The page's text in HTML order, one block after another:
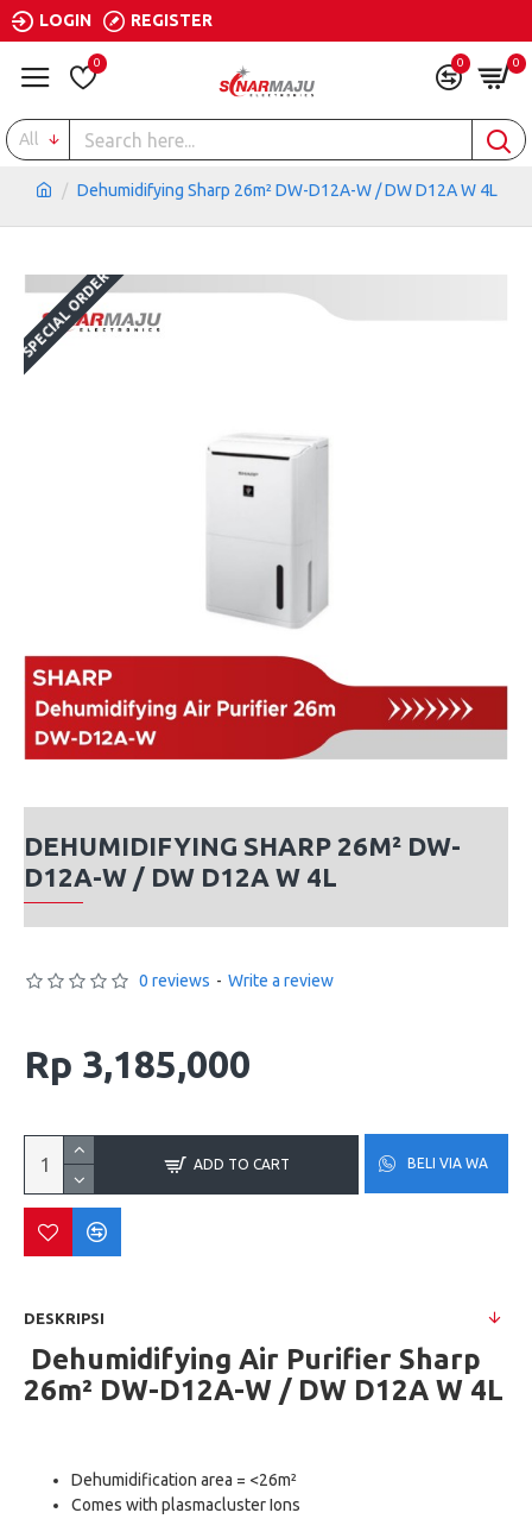
LOGIN REGISTER
0 0 0
All
Dehumidifying Sharp 26m² DW-D12A-W / DW D12A W 4L
SPECIAL ORDER
DEHUMIDIFYING SHARP 26M² DW-
D12A-W / DW D12A W 4L
0 reviews - Write a review
Rp 3,185,000
ADD TO CART BELI VIA WA
DESKRIPSI
Dehumidifying Air Purifier Sharp
26m² DW-D12A-W / DW D12A W 4L
Dehumidification area = <26m²
Comes with plasmacluster Ions